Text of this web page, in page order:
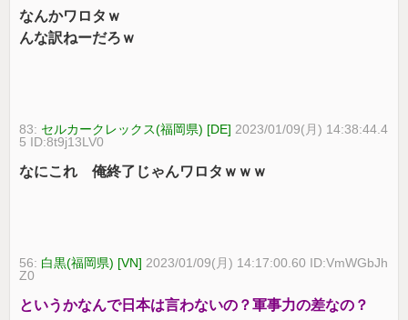
なんかワロタｗ
んな訳ねーだろｗ
83: セルカークレックス(福岡県) [DE] 2023/01/09(月) 14:38:44.4
5 ID:8t9j13LV0
なにこれ 俺終了じゃんワロタｗｗｗ
56: 白黒(福岡県) [VN] 2023/01/09(月) 14:17:00.60 ID:VmWGbJh
Z0
というかなんで日本は言わないの？軍事力の差なの？